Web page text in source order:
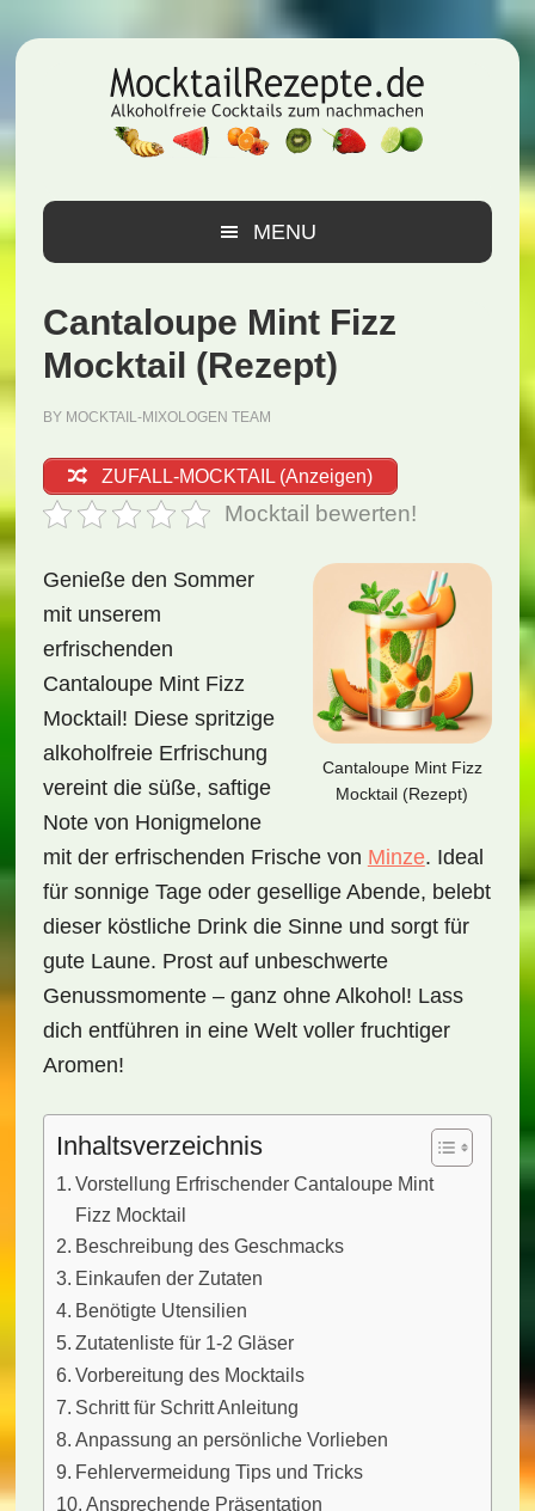
Hauptnavigation
Inhalt
Seitenspalte
MENU
Cantaloupe Mint Fizz
Mocktail (Rezept)
BY MOCKTAIL-MIXOLOGEN TEAM
ZUFALL-MOCKTAIL (Anzeigen)
Mocktail bewerten!
Cantaloupe Mint Fizz
Mocktail (Rezept)
Genieße den Sommer
mit unserem
erfrischenden
Cantaloupe Mint Fizz
Mocktail! Diese spritzige
alkoholfreie Erfrischung
vereint die süße, saftige
Note von Honigmelone
mit der erfrischenden Frische von Minze. Ideal
für sonnige Tage oder gesellige Abende, belebt
dieser köstliche Drink die Sinne und sorgt für
gute Laune. Prost auf unbeschwerte
Genussmomente – ganz ohne Alkohol! Lass
dich entführen in eine Welt voller fruchtiger
Aromen!
Inhaltsverzeichnis
Vorstellung Erfrischender Cantaloupe Mint
Fizz Mocktail
Beschreibung des Geschmacks
Einkaufen der Zutaten
Benötigte Utensilien
Zutatenliste für 1-2 Gläser
Vorbereitung des Mocktails
Schritt für Schritt Anleitung
Anpassung an persönliche Vorlieben
Fehlervermeidung Tips und Tricks
Ansprechende Präsentation